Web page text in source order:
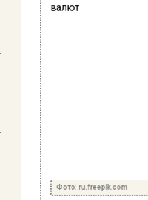
Фото: ru.freepik.com